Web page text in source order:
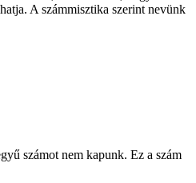
A számmisztika szerint nevünk
számot nem kapunk. Ez a szám